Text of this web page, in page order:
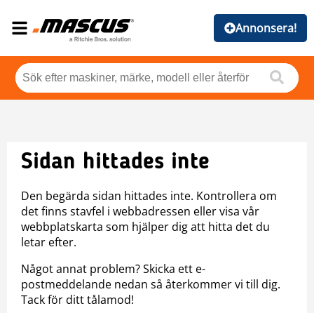
Annonsera!
Sidan hittades inte
Den begärda sidan hittades inte. Kontrollera om
det finns stavfel i webbadressen eller visa vår
webbplatskarta som hjälper dig att hitta det du
letar efter.
Något annat problem? Skicka ett e-
postmeddelande nedan så återkommer vi till dig.
Tack för ditt tålamod!